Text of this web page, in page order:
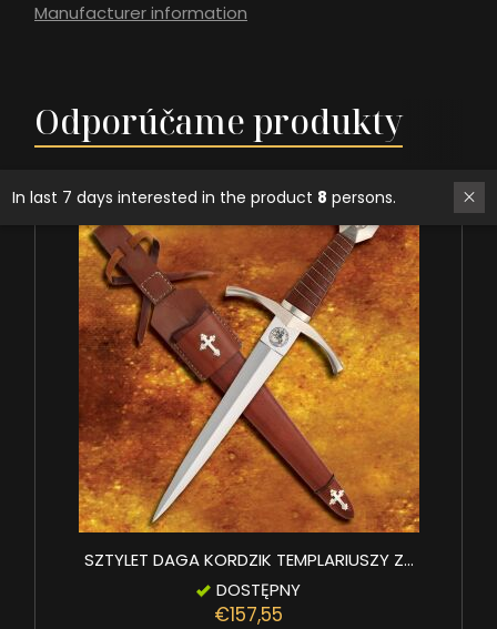
Manufacturer information
Odporúčame produkty
SZTYLET DAGA KORDZIK TEMPLARIUSZY Z...
DOSTĘPNY
€157,55
In last 7 days interested in the product 8 persons.